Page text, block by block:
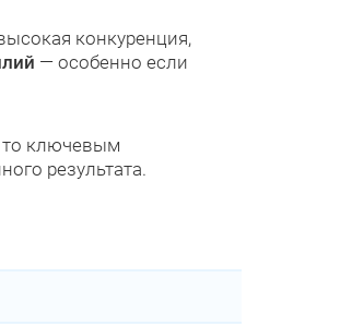
конкуренция,
— особенно если
то ключевым
результата.